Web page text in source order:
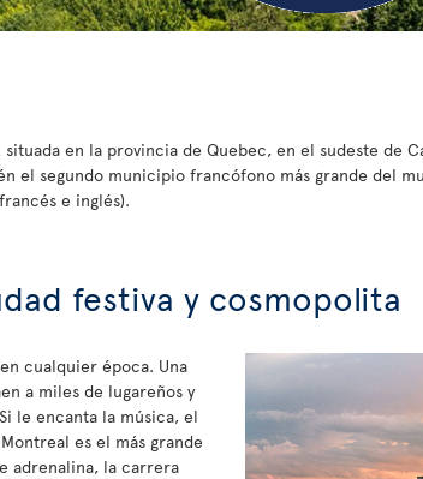
en la provincia de Quebec, en el sudeste de
el segundo municipio francófono más grande del
e inglés).
festiva y cosmopolita
cualquier época. Una
a miles de lugareños y
le encanta la música, el
es el más grande
adrenalina, la carrera